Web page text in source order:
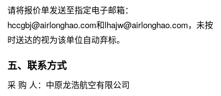
请将报价单发送至指定电子邮箱：
hccgbj@airlonghao.com和lhajw@airlonghao.com，未按
时送达的视为该单位自动弃标。
五、联系方式
采 购 人：中原龙浩航空有限公司